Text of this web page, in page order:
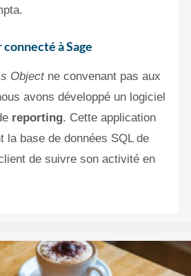
à Sage
Objectne convenant pas aux
avons développé un logiciel
reporting. Cette application
la base de données SQL de
de suivre son activité en